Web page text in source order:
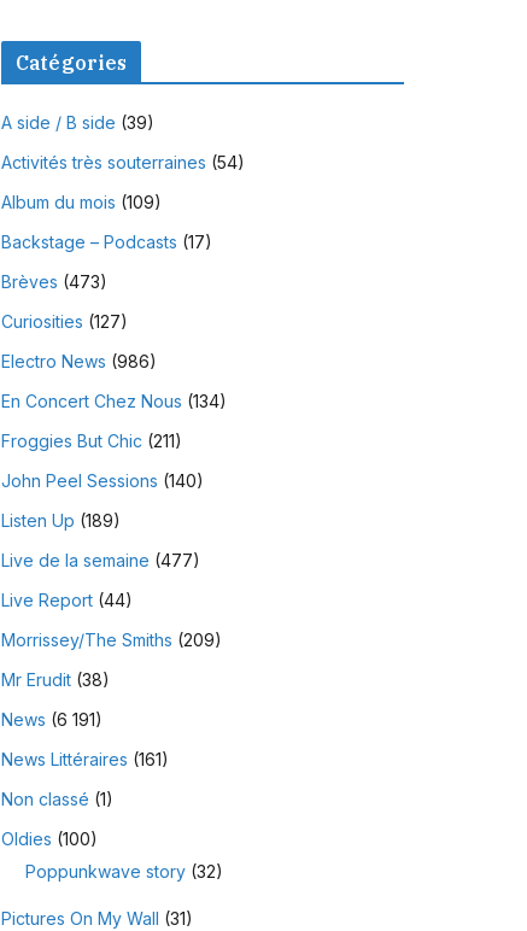
Catégories
A side / B side (39)
Activités très souterraines (54)
Album du mois (109)
Backstage – Podcasts (17)
Brèves (473)
Curiosities (127)
Electro News (986)
En Concert Chez Nous (134)
Froggies But Chic (211)
John Peel Sessions (140)
Listen Up (189)
Live de la semaine (477)
Live Report(44)
Morrissey/The Smiths (209)
Mr Erudit(38)
News (6 191)
News Littéraires (161)
Non classé (1)
Oldies (100)
Poppunkwave story(32)
Pictures On My Wall (31)